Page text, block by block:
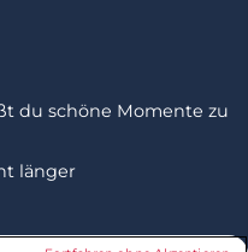
du schöne Momente zu
länger
vorbehalten. A meetic